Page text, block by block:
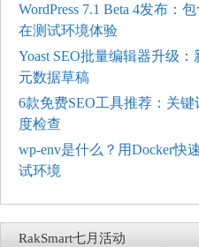
WordPress 7.1 Beta 4发布：
在测试环境体验
Yoast SEO批量编辑器升级
元数据草稿
6款免费SEO工具推荐：关
度检查
wp-env是什么？用Docker快
试环境
RakSmart七月活动